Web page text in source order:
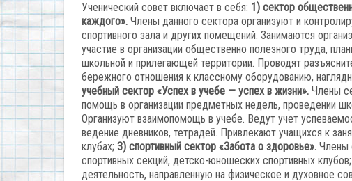
Ученический совет включает в себя: 1) сектор
каждого». Члены данного сектора организуют и
спортивного зала и других помещений. Занимаются
участие в организации общественно ­полезного труда,
школьной и прилегающей территории. Проводят
бережного отношения к классному оборудованию,
учебный сектор «Успех в учебе — успех в жизни». Члены
помощь в организации предметных недель, проведении
Организуют взаимопомощь в учебе. Ведут учет
ведение дневников, тетрадей. Привлекают учащихся к
клубах; 3) спортивный сектор «Забота о здоровье». Члены
спортивных секций, детско-­юношеских спортивных
деятельность, направленную на физическое и духовное